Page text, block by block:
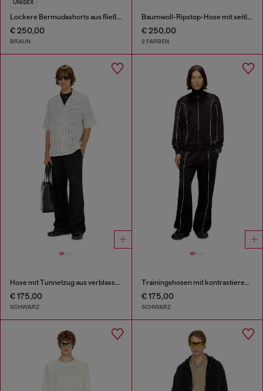
UNISEX
Lockere Bermudashorts aus fließendem, beschichtetem Denim
€ 250,00
BRAUN
Baumwoll-Ripstop-Hose mit seitlichen Schnallen
€ 250,00
2 FARBEN
Hose mit Tunnelzug aus verblasstem Twill
€ 175,00
SCHWARZ
Trainingshosen mit kontrastierenden Paspeln
€ 175,00
SCHWARZ